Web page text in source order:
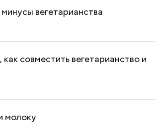
вегетарианства
совместить вегетарианство и
молоку